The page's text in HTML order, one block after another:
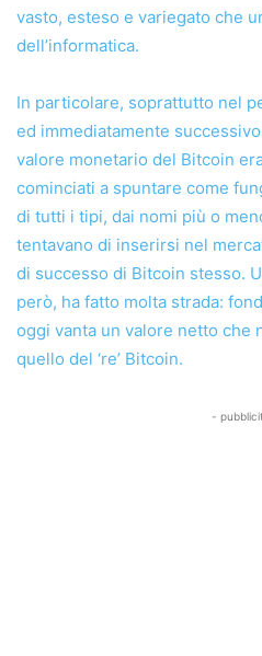
vasto, esteso e variegato che
dell’informatica.
In particolare, soprattutto nel
ed immediatamente
valore monetario del Bitcoin
cominciati a spuntare come
di tutti i tipi, dai nomi più o
tentavano di inserirsi nel
di successo di Bitcoin stesso.
però, ha fatto molta strada:
oggi vanta un valore netto che
quello del ‘re’ Bitcoin.
-